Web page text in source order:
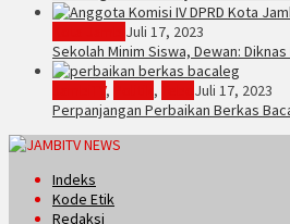
Juli 17, 2023
Sekolah Minim Siswa, Dewan:
, ,
Juli 17, 2023
Perpanjangan Perbaikan Berkas
Indeks
Kode Etik
Redaksi